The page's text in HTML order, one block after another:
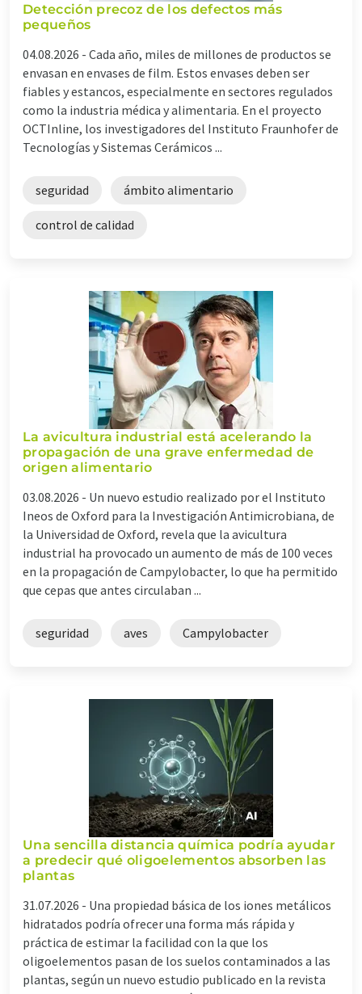
Detección precoz de los defectos más
pequeños
04.08.2026 - Cada año, miles de millones de productos se
envasan en envases de film. Estos envases deben ser
fiables y estancos, especialmente en sectores regulados
como la industria médica y alimentaria. En el proyecto
OCTInline, los investigadores del Instituto Fraunhofer de
Tecnologías y Sistemas Cerámicos ...
seguridad ámbito alimentario
control de calidad
La avicultura industrial está acelerando la
propagación de una grave enfermedad de
origen alimentario
03.08.2026 - Un nuevo estudio realizado por el Instituto
Ineos de Oxford para la Investigación Antimicrobiana, de
la Universidad de Oxford, revela que la avicultura
industrial ha provocado un aumento de más de 100 veces
en la propagación de Campylobacter, lo que ha permitido
que cepas que antes circulaban ...
seguridad aves Campylobacter
Una sencilla distancia química podría ayudar
a predecir qué oligoelementos absorben las
plantas
31.07.2026 - Una propiedad básica de los iones metálicos
hidratados podría ofrecer una forma más rápida y
práctica de estimar la facilidad con la que los
oligoelementos pasan de los suelos contaminados a las
plantas, según un nuevo estudio publicado en la revista